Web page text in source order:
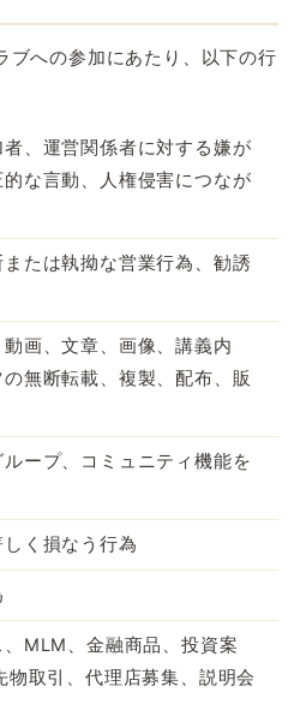
ブへの参加にあたり、以下の行
、運営関係者に対する嫌が
な言動、人権侵害につなが
たは執拗な営業行為、勧誘
画、文章、画像、講義内
無断転載、複製、配布、販
ープ、コミュニティ機能を
く損なう行為
MLM、金融商品、投資案
物取引、代理店募集、説明会